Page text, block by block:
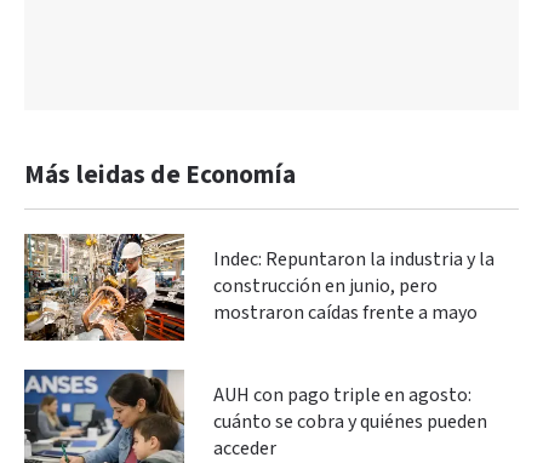
Más leidas de Economía
Indec: Repuntaron la industria y la
construcción en junio, pero
mostraron caídas frente a mayo
AUH con pago triple en agosto:
cuánto se cobra y quiénes pueden
acceder